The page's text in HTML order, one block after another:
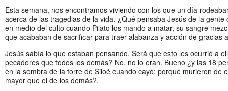
Esta semana, nos encontramos viviendo con los que un día
acerca de las tragedias de la vida. ¿Qué pensaba Jesús de la
en medio del culto cuando Pilato los mando a matar, su sangre
que acababan de sacrificar para traer alabanza y acción de gracias
Jesús sabía lo que estaban pensando. Será que esto les ocurrió a
pecadores que todos los demás? No, no lo eran. Bueno ¿y las 18
en la sombra de la torre de Siloé cuando cayó; porqué murieron de
mayor que el de los demás?.